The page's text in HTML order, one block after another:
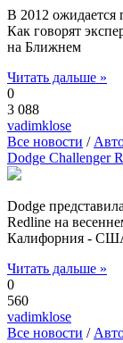
В 2012 ожидается
Как говорят
на Ближнем
Читать дальше »
0
3 088
vadimklose
Все новости /
Dodge Challenger
Dodge
Redline на
Калифорния -
Читать дальше »
0
560
vadimklose
Все новости /